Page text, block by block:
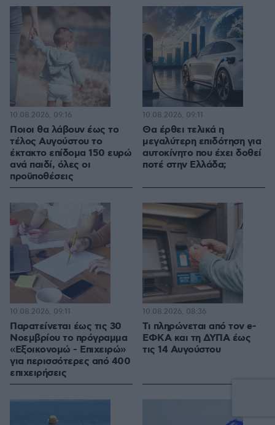
Ποιοι θα λάβουν έως το
τέλος Αυγούστου το
έκτακτο επίδομα 150 ευρώ
ανά παιδί, όλες οι
προϋποθέσεις
10.08.2026, 09:16
Θα έρθει τελικά η
μεγαλύτερη επιδότηση για
αυτοκίνητο που έχει δοθεί
ποτέ στην Ελλάδα;
10.08.2026, 09:11
Παρατείνεται έως τις 30
Νοεμβρίου το πρόγραμμα
«Εξοικονομώ - Επιχειρώ»
για περισσότερες από 400
επιχειρήσεις
10.08.2026, 09:11
Τι πληρώνεται από τον e-
ΕΦΚΑ και τη ΔΥΠΑ έως
τις 14 Αυγούστου
10.08.2026, 08:36